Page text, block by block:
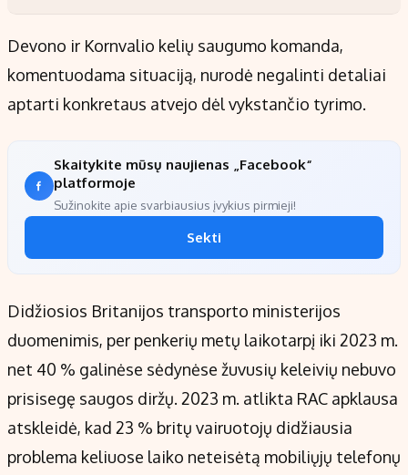
Devono ir Kornvalio kelių saugumo komanda,
komentuodama situaciją, nurodė negalinti detaliai
aptarti konkretaus atvejo dėl vykstančio tyrimo.
Skaitykite mūsų naujienas „Facebook“
platformoje
Sužinokite apie svarbiausius įvykius pirmieji!
Sekti
Didžiosios Britanijos transporto ministerijos
duomenimis, per penkerių metų laikotarpį iki 2023 m.
net 40 % galinėse sėdynėse žuvusių keleivių nebuvo
prisisegę saugos diržų. 2023 m. atlikta RAC apklausa
atskleidė, kad 23 % britų vairuotojų didžiausia
problema keliuose laiko neteisėtą mobiliųjų telefonų